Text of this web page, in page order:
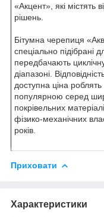
«Акцент», які містять
рішень.
Бітумна черепиця
спеціально
передбачають
діапазоні.
доступна ціна
популярною серед
покрівельних
фізико-механічних
років.
Приховати
Характеристики